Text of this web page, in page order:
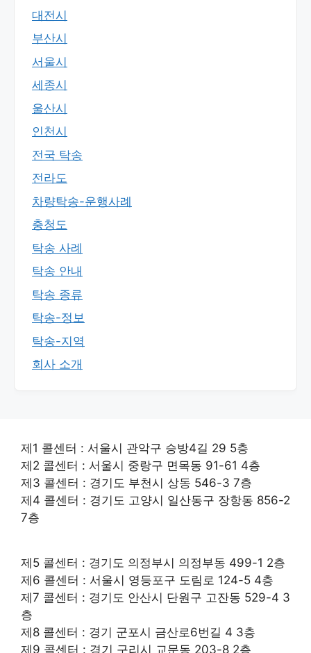
대전시
부산시
서울시
세종시
울산시
인천시
전국 탁송
전라도
차량탁송-운행사례
충청도
탁송 사례
탁송 안내
탁송 종류
탁송-정보
탁송-지역
회사 소개
제1 콜센터 : 서울시 관악구 승방4길 29 5층
제2 콜센터 : 서울시 중랑구 면목동 91-61 4층
제3 콜센터 : 경기도 부천시 상동 546-3 7층
제4 콜센터 : 경기도 고양시 일산동구 장항동 856-2
7층
제5 콜센터 : 경기도 의정부시 의정부동 499-1 2층
제6 콜센터 : 서울시 영등포구 도림로 124-5 4층
제7 콜센터 : 경기도 안산시 단원구 고잔동 529-4 3
층
제8 콜센터 : 경기 군포시 금산로6번길 4 3층
제9 콜센터 : 경기 구리시 교문동 203-8 2층